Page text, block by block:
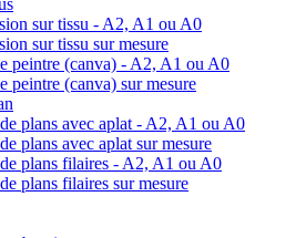
sur tissu - A2, A1 ou A0
sur tissu sur mesure
peintre (canva) - A2, A1 ou A0
peintre (canva) sur mesure
plans avec aplat - A2, A1 ou A0
plans avec aplat sur mesure
plans filaires - A2, A1 ou A0
plans filaires sur mesure